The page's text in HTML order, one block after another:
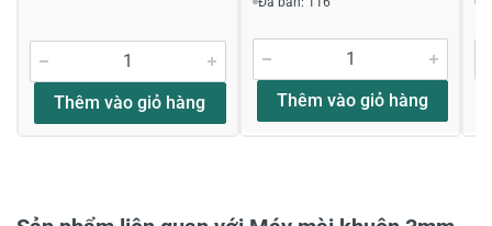
Đánh giá sao
Thêm vào giỏ hàng Thêm vào giỏ hàng